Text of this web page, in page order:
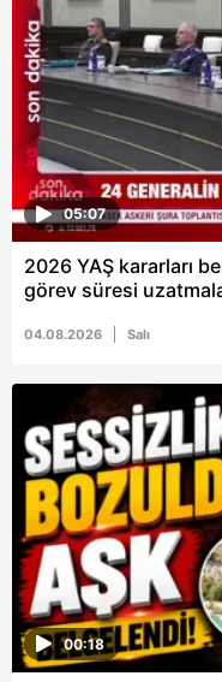
6698 sayılı Kişisel
hazırlanmış
ilgili mevzuata uygun
almak için lütfen
05:07
2026 YAŞ kararları
görev süresi
04.08.2026 Salı
00:18